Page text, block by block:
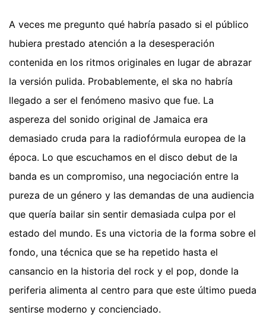
A veces me pregunto qué habría pasado si el público
hubiera prestado atención a la desesperación
contenida en los ritmos originales en lugar de abrazar
la versión pulida. Probablemente, el ska no habría
llegado a ser el fenómeno masivo que fue. La
aspereza del sonido original de Jamaica era
demasiado cruda para la radiofórmula europea de la
época. Lo que escuchamos en el disco debut de la
banda es un compromiso, una negociación entre la
pureza de un género y las demandas de una audiencia
que quería bailar sin sentir demasiada culpa por el
estado del mundo. Es una victoria de la forma sobre el
fondo, una técnica que se ha repetido hasta el
cansancio en la historia del rock y el pop, donde la
periferia alimenta al centro para que este último pueda
sentirse moderno y concienciado.